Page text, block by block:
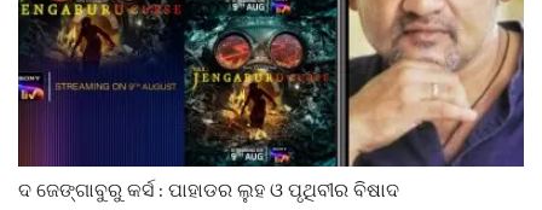
ଦ ଜେଙ୍ଗାବୁରୁ କର୍ସ : ପାହାଡର ଲୁହ ଓ ପୃଥିବୀର ବିଷାଦ